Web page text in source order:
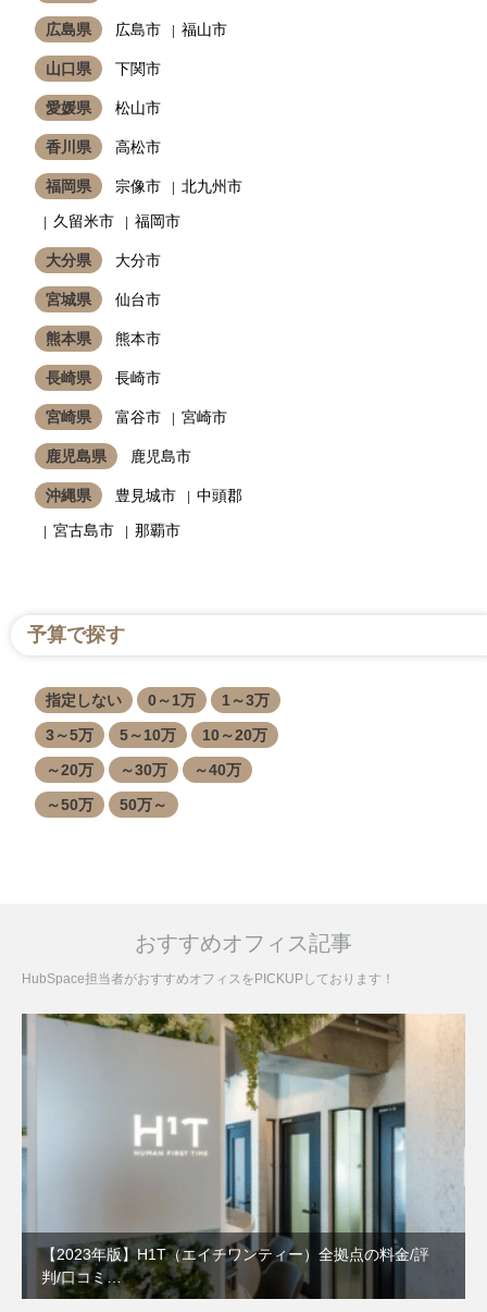
広島県 広島市 福山市
山口県 下関市
愛媛県 松山市
香川県 高松市
福岡県 宗像市
北九州市
久留米市
福岡市
大分県 大分市
宮城県 仙台市
熊本県 熊本市
長崎県 長崎市
宮崎県 富谷市 宮崎市
鹿児島県 鹿児島市
沖縄県 豊見城市
中頭郡
宮古島市
那覇市
予算で探す
指定しない 0～1万
1～3万
3～5万
5～10万
10～20万
～20万
～30万
～40万
～50万
50万～
おすすめオフィス記事
HubSpace担当者がおすすめオフィスをPICKUPしております！
【2023年版】H1T（エイチワンティー）全拠点の料金/評
判/口コミ…